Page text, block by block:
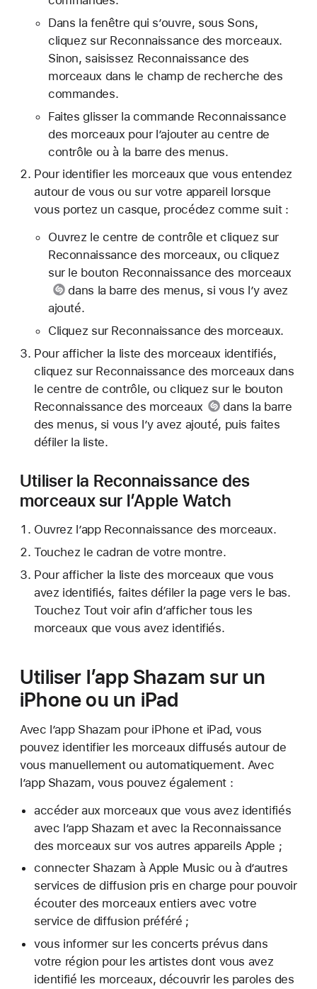
Dans la fenêtre qui s’ouvre, sous Sons,
cliquez sur Reconnaissance des morceaux.
Sinon, saisissez Reconnaissance des
morceaux dans le champ de recherche des
commandes.
Faites glisser la commande Reconnaissance
des morceaux pour l’ajouter au centre de
contrôle ou à la barre des menus.
Pour identifier les morceaux que vous entendez
autour de vous ou sur votre appareil lorsque
vous portez un casque, procédez comme suit :
Ouvrez le centre de contrôle et cliquez sur
Reconnaissance des morceaux, ou cliquez
sur le bouton Reconnaissance des morceaux
dans la barre des menus, si vous l’y avez
ajouté.
Cliquez sur Reconnaissance des morceaux.
Pour afficher la liste des morceaux identifiés,
cliquez sur Reconnaissance des morceaux dans
le centre de contrôle, ou cliquez sur le bouton
Reconnaissance des morceaux
dans la barre
des menus, si vous l’y avez ajouté, puis faites
défiler la liste.
Utiliser la Reconnaissance des
morceaux sur l’Apple Watch
Ouvrez l’app Reconnaissance des morceaux.
Touchez le cadran de votre montre.
Pour afficher la liste des morceaux que vous
avez identifiés, faites défiler la page vers le bas.
Touchez Tout voir afin d’afficher tous les
morceaux que vous avez identifiés.
Utiliser l’app Shazam sur un
iPhone ou un iPad
Avec l’app Shazam pour iPhone et iPad, vous
pouvez identifier les morceaux diffusés autour de
vous manuellement ou automatiquement. Avec
l’app Shazam, vous pouvez également :
accéder aux morceaux que vous avez identifiés
avec l’app Shazam et avec la Reconnaissance
des morceaux sur vos autres appareils Apple ;
connecter Shazam à Apple Music ou à d’autres
services de diffusion pris en charge pour pouvoir
écouter des morceaux entiers avec votre
service de diffusion préféré ;
vous informer sur les concerts prévus dans
votre région pour les artistes dont vous avez
identifié les morceaux, découvrir les paroles des